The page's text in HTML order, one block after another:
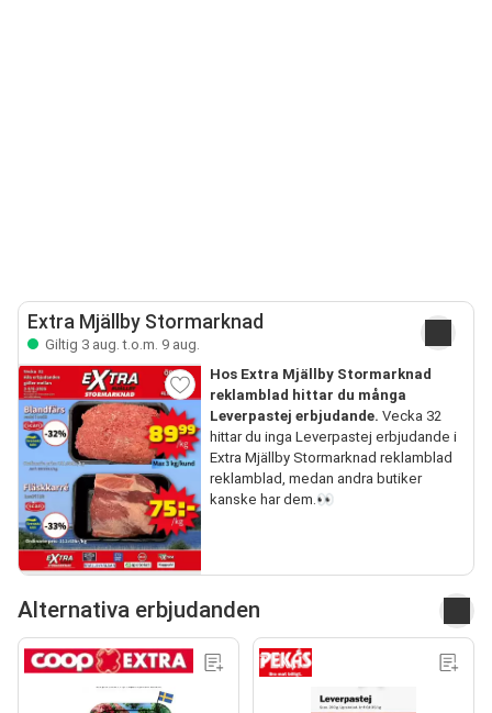
Extra Mjällby Stormarknad
Giltig 3 aug. t.o.m. 9 aug.
Hos Extra Mjällby Stormarknad
reklamblad hittar du många
Leverpastej erbjudande. Vecka 32
hittar du inga Leverpastej erbjudande i
Extra Mjällby Stormarknad reklamblad
reklamblad, medan andra butiker
kanske har dem.👀
Alternativa erbjudanden